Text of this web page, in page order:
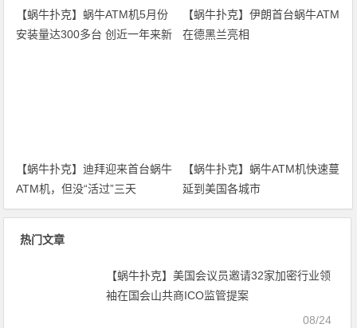
【蜗牛扑克】蜗牛ATM机5月份
安装量达300多台 创近一年来新
【蜗牛扑克】伊朗首台蜗牛ATM
在德黑兰亮相
【蜗牛扑克】迪拜迎来首台蜗牛
ATM机，但没“活过”三天
【蜗牛扑克】蜗牛ATM机快速蔓
延到美国各城市
热门文章
【蜗牛扑克】美国会议员邀请32家加密行业领
袖在国会山共商ICO监管提案
08/24